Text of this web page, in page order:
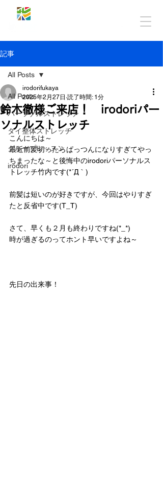
記事
All Posts
パーソナルストレッチ
タイ整体ストレッチ
グループレッスン
irodori
All Posts
鈴木徹様ご来店！ irodoriパー
ソナルストレッチ
irodorifukaya
2025年2月27日 読了時間: 1分
こんにちは～
最近前髪切ったらぱっつんになりすぎてやっ
ちまったな～と後悔中のirodoriパーソナルス
トレッチ竹内です(*´Д｀)
前髪は短いのが好きですが、今回はやりすぎ
たと反省中です(T_T)
さて、早くも２月も終わりですね(*_*)
時が過ぎるのってホント早いですよね～
先日の出来事！